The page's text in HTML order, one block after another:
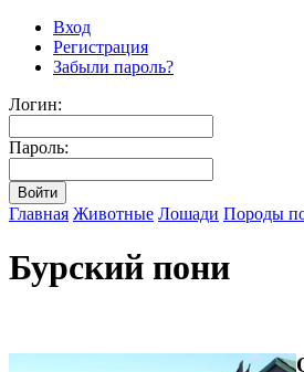
Вход
Регистрация
Забыли пароль?
Логин:
Пароль:
Главная Животные Лошади Породы
Бурский пони